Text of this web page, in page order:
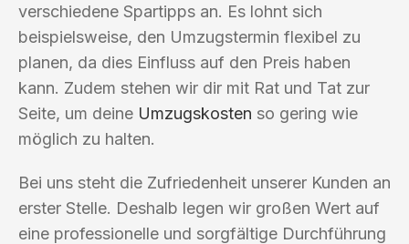
verschiedene Spartipps an. Es lohnt sich
beispielsweise, den Umzugstermin flexibel zu
planen, da dies Einfluss auf den Preis haben
kann. Zudem stehen wir dir mit Rat und Tat zur
Seite, um deine Umzugskosten so gering wie
möglich zu halten.
Bei uns steht die Zufriedenheit unserer Kunden an
erster Stelle. Deshalb legen wir großen Wert auf
eine professionelle und sorgfältige Durchführung